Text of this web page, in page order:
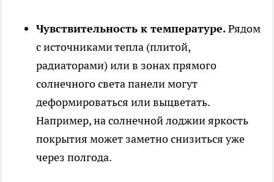
Чувствительность к температуре.Рядом
с источниками тепла (плитой,
радиаторами) или в зонах прямого
солнечного света панели могут
деформироваться или выцветать.
Например, на солнечной лоджии яркость
покрытия может заметно снизиться уже
через полгода.